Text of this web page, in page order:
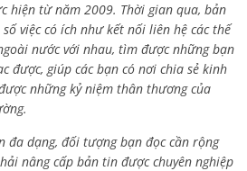
hiện từ năm 2009. Thời gian qua, bản
việc có ích như kết nối liên hệ các thế
nước với nhau, tìm được những bạn
được, giúp các bạn có nơi chia sẻ kinh
những kỷ niệm thân thương của
đa dạng, đối tượng bạn đọc cần rộng
nâng cấp bản tin được chuyên nghiệp